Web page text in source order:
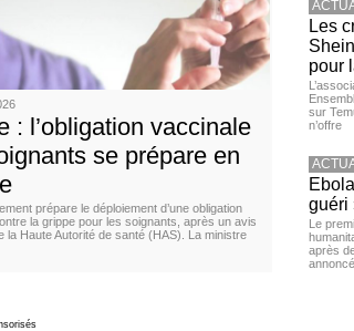
: l’obligation vaccinale
se prépare en
prépare le déploiement d’une obligation
la grippe pour les soignants, après un avis
la Haute Autorité de santé (HAS). La ministre
Les
pour
sur
n’offre
guéri
Le
après
annoncé